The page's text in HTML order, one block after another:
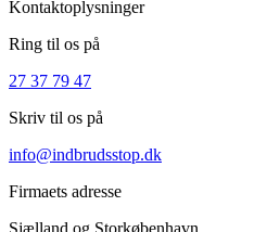
Kontaktoplysninger
Ring til os på
27 37 79 47
Skriv til os på
info@indbrudsstop.dk
Firmaets adresse